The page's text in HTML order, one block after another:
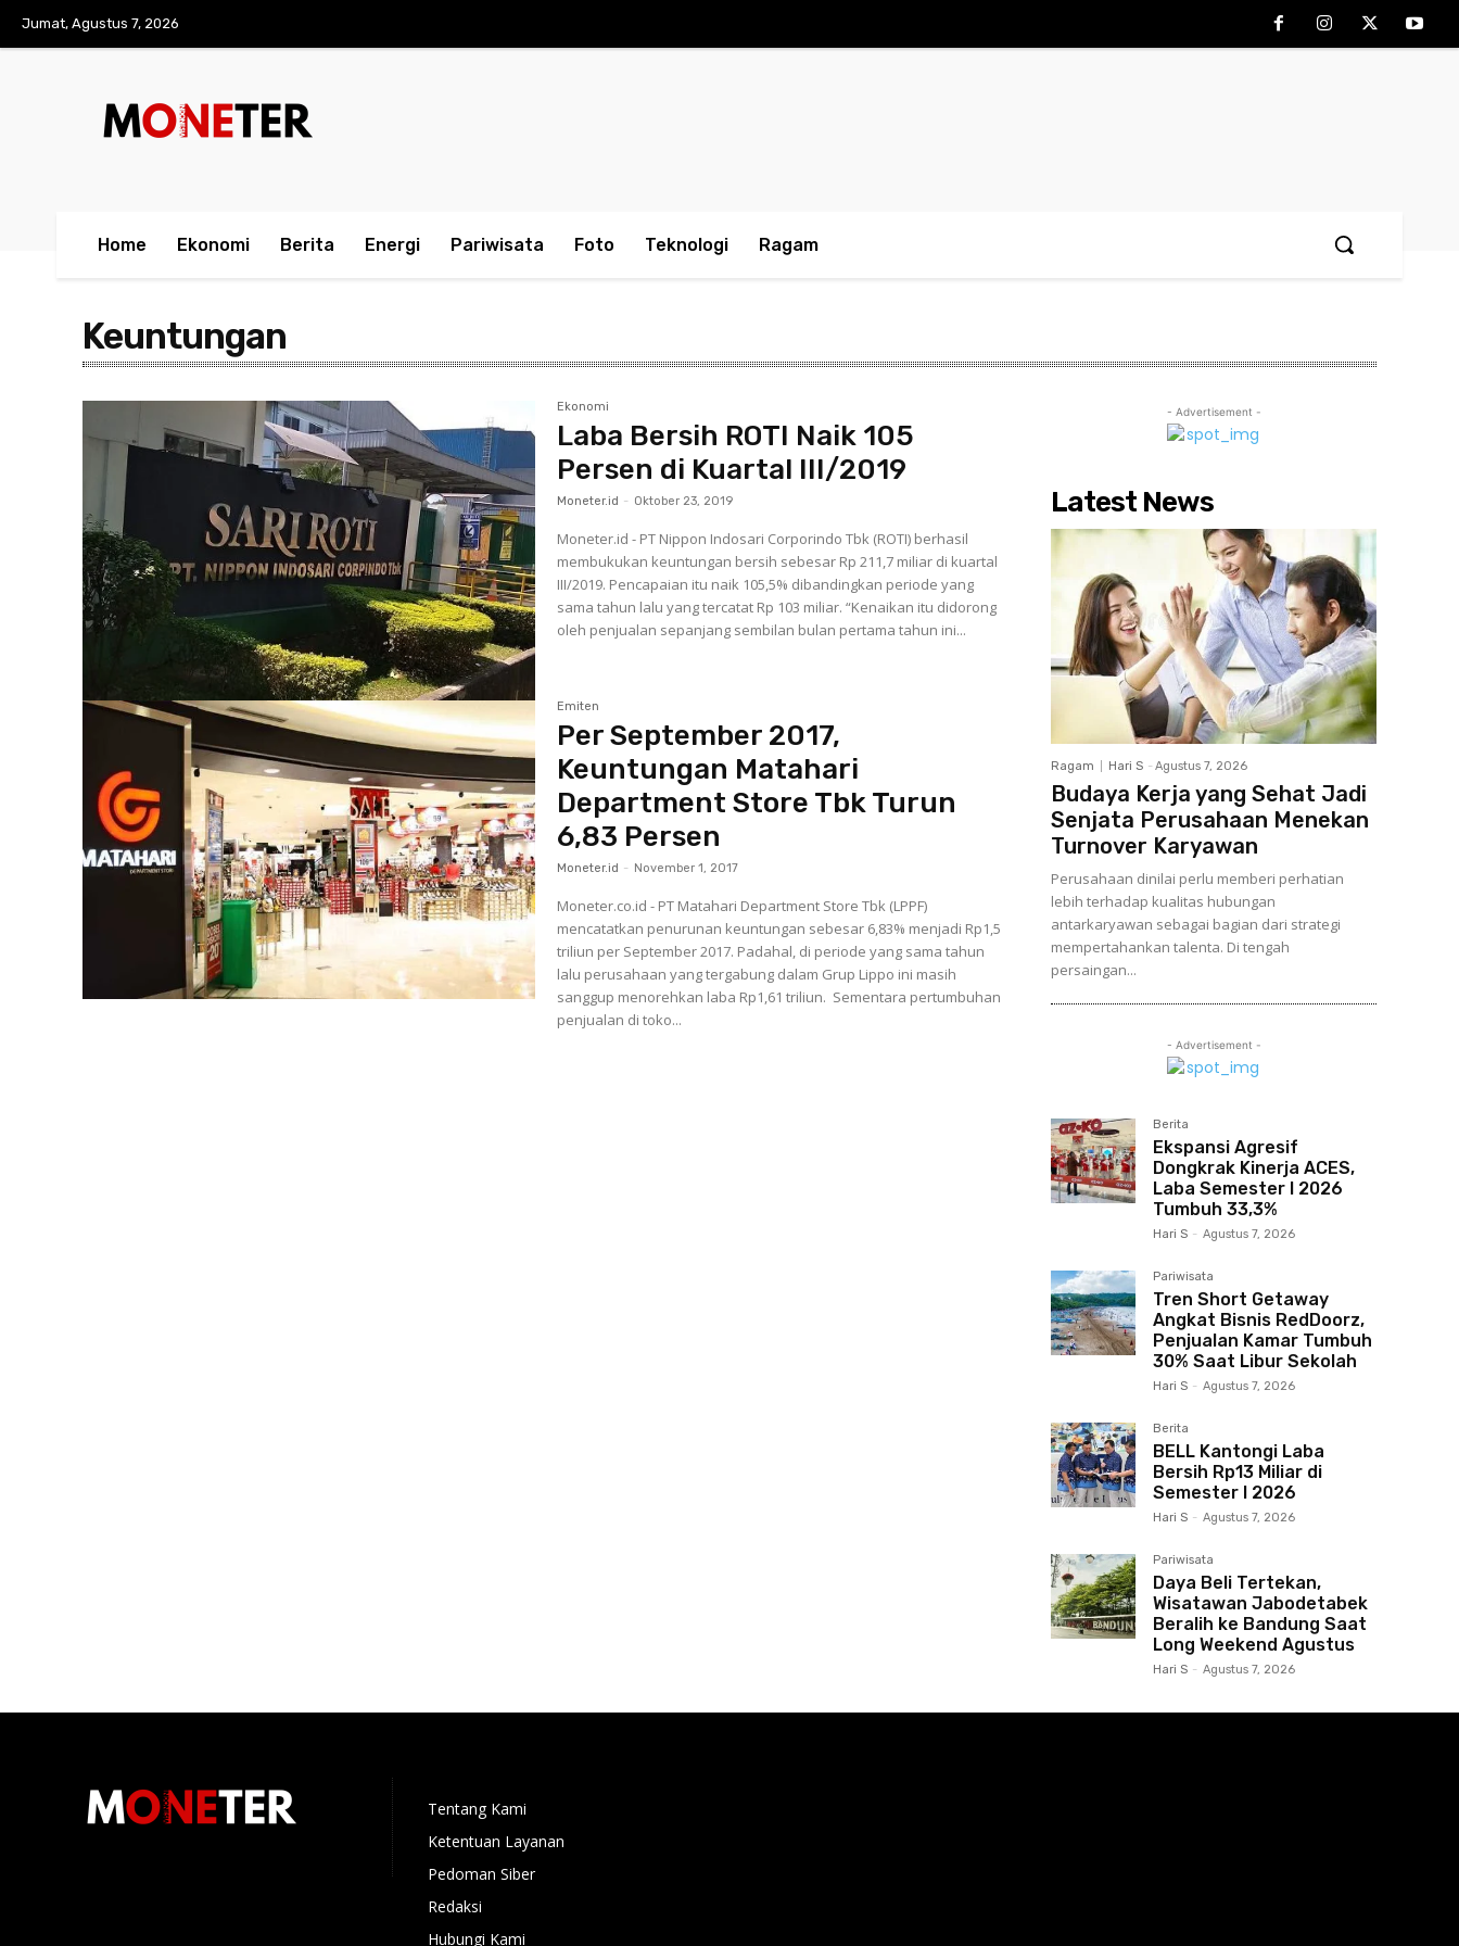
Jumat, Agustus 7, 2026
Home Ekonomi Berita Energi Pariwisata Foto Teknologi Ragam
Keuntungan
Ekonomi
Laba Bersih ROTI Naik 105
Persen di Kuartal III/2019
Moneter.id - Oktober 23, 2019
Moneter.id - PT Nippon Indosari Corporindo Tbk (ROTI) berhasil
membukukan keuntungan bersih sebesar Rp 211,7 miliar di kuartal
III/2019. Pencapaian itu naik 105,5% dibandingkan periode yang
sama tahun lalu yang tercatat Rp 103 miliar. “Kenaikan itu didorong
oleh penjualan sepanjang sembilan bulan pertama tahun ini...
Emiten
Per September 2017,
Keuntungan Matahari
Department Store Tbk Turun
6,83 Persen
Moneter.id - November 1, 2017
Moneter.co.id - PT Matahari Department Store Tbk (LPPF)
mencatatkan penurunan keuntungan sebesar 6,83% menjadi Rp1,5
triliun per September 2017. Padahal, di periode yang sama tahun
lalu perusahaan yang tergabung dalam Grup Lippo ini masih
sanggup menorehkan laba Rp1,61 triliun. Sementara pertumbuhan
penjualan di toko...
- Advertisement -
Latest News
Ragam Hari S - Agustus 7, 2026
Budaya Kerja yang Sehat Jadi
Senjata Perusahaan Menekan
Turnover Karyawan
Perusahaan dinilai perlu memberi perhatian
lebih terhadap kualitas hubungan
antarkaryawan sebagai bagian dari strategi
mempertahankan talenta. Di tengah
persaingan...
- Advertisement -
Berita
Ekspansi Agresif
Dongkrak Kinerja ACES,
Laba Semester I 2026
Tumbuh 33,3%
Hari S - Agustus 7, 2026
Pariwisata
Tren Short Getaway
Angkat Bisnis RedDoorz,
Penjualan Kamar Tumbuh
30% Saat Libur Sekolah
Hari S - Agustus 7, 2026
Berita
BELL Kantongi Laba
Bersih Rp13 Miliar di
Semester I 2026
Hari S - Agustus 7, 2026
Pariwisata
Daya Beli Tertekan,
Wisatawan Jabodetabek
Beralih ke Bandung Saat
Long Weekend Agustus
Hari S - Agustus 7, 2026
Tentang Kami
Ketentuan Layanan
Pedoman Siber
Redaksi
Hubungi Kami